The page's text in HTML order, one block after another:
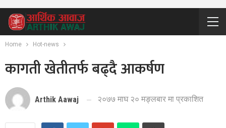
Home Hot-news
कागती खेतीतर्फ बढ्दै आकर्षण
Arthik Aawaj २०७७ माघ २० मङ्लबार मा प्रकाशित